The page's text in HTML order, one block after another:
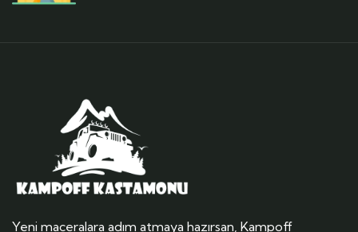
Yeni maceralara adım atmaya hazırsan, Kampoff